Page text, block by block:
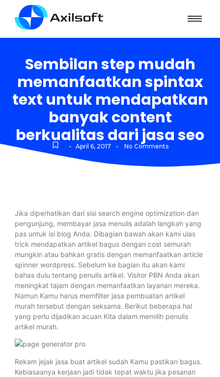
Sembilan step mudah
memanfaatkan spintax
text untuk mendapatkan
banyak content
berkualitas dari jasa seo
- April 6, 2017 - No Comments
Jika diperhatikan dari sisi search engine optimization dan
pengunjung, membayar jasa menulis adalah langkah yang
pas untuk isi blog Anda. Dibagian bawah akan kami ulas
trick mendapatkan artikel bagus dengan cost semurah
mungkin atau bahkan gratis dengan memanfaatkan article
spinner wordpress. Sebelum ke bagian itu akan kami
bahas dulu tentang penulis artikel. Visitor PBN Anda akan
meningkat tajam dengan memanfaatkan layanan mereka.
Namun Kamu harus memfilter jasa pembuatan artikel
murah tersebut dengan seksama. Berikut beberapa hal
yang perlu dijadikan acuan Kita dalam memilih penulis
artikel murah.
Rekam jejak jasa buat artikel sudah Kamu pastikan bagus.
Kebiasaanya kerjaan jadi tidak tepat waktu jika pesanan